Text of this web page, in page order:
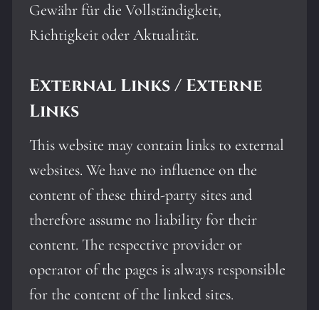
Gewähr für die Vollständigkeit,
Richtigkeit oder Aktualität.
External Links / Externe
Links
This website may contain links to external
websites. We have no influence on the
content of these third-party sites and
therefore assume no liability for their
content. The respective provider or
operator of the pages is always responsible
for the content of the linked sites.